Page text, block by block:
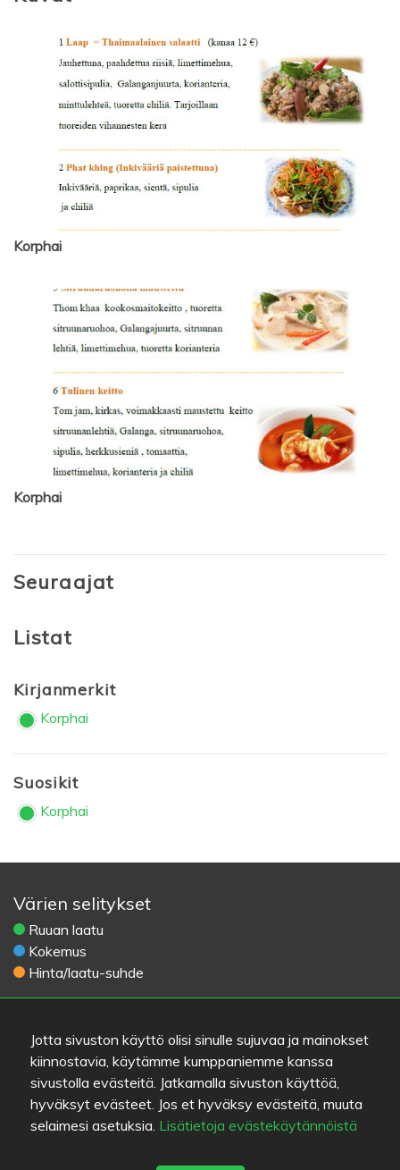
Jotta sivuston käyttö olisi sinulle sujuvaa ja mainokset
kiinnostavia, käytämme kumppaniemme kanssa
sivustolla evästeitä. Jatkamalla sivuston käyttöä,
hyväksyt evästeet. Jos et hyväksy evästeitä, muuta
selaimesi asetuksia. Lisätietoja evästekäytännöistä
Korphai
Korphai
Seuraajat
Listat
Kirjanmerkit
Korphai
Suosikit
Korphai
Värien selitykset
Ruuan laatu
Kokemus
Hinta/laatu-suhde
Apua
Lähetä palautetta
Käyttöehdot
Yhteystiedot
Tietosuojakäytäntö